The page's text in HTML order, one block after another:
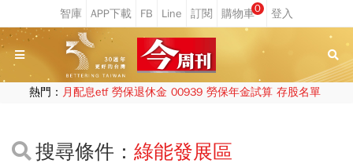
0
熱門： 月配息etf 勞保退休金 00939 勞保年金試算 存股名單
搜尋條件： 綠能發展區